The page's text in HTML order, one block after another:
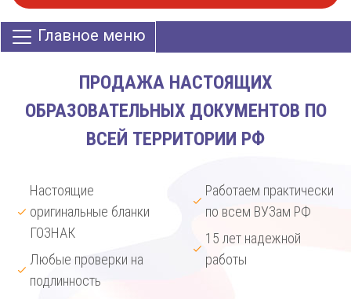
Главное меню
ПРОДАЖА НАСТОЯЩИХ
ОБРАЗОВАТЕЛЬНЫХ ДОКУМЕНТОВ ПО
ВСЕЙ ТЕРРИТОРИИ РФ
Настоящие
оригинальные бланки
ГОЗНАК
Любые проверки на
подлинность
Работаем практически
по всем ВУЗам РФ
15 лет надежной
работы